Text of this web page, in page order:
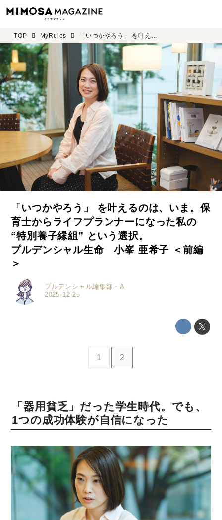
My Rules
ミモザなひと
ミモマガエッセイ
根ほり花ほり10アンケート
運営会社
利用規約
TOP MyRules 「いつかやろう」 を叶えるのは、いま。保育士からライフプランナーになった私の “特別養子縁組” という選択。 プルデンシャル生命 小峯 亜希子 ＜前編＞
「いつかやろう」 を叶えるのは、いま。保
育士からライフプランナーになった私の
“特別養子縁組” という選択。
プルデンシャル生命 小峯 亜希子 ＜前編
＞
2025-12-25
プルデンシャル編集部・A
1 2
「器用貧乏」だった学生時代。でも、
1つの成功体験が自信になった